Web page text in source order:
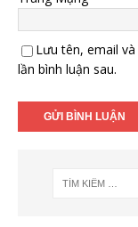
Lưu tên, email
lần bình luận sau.